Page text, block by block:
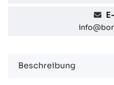
Beschreibung